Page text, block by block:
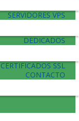
SERVIDORES VPS
DEDICADOS
CERTIFICADOS SSL
CONTACTO